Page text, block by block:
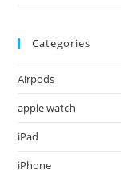
Categories
Airpods
apple watch
iPad
iPhone